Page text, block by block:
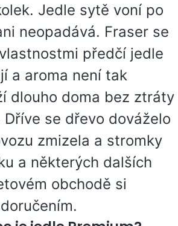
Jedle sytě voní po
neopadává. Fraser se
předčí jedle
a aroma není tak
dlouho doma bez ztráty
se dřevo dováželo
zmizela a stromky
a některých dalších
obchodě si